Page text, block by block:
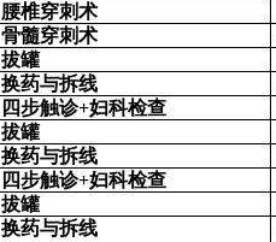
腰椎穿刺术
骨髓穿刺术
拔罐
换药与拆线
四步触诊+妇科检查
拔罐
换药与拆线
四步触诊+妇科检查
拔罐
换药与拆线